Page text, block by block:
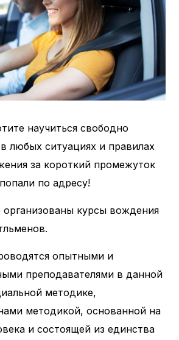
научиться свободно
любых ситуациях и правилах
за короткий промежуток
по адресу!​
курсы вождения
опытными и
преподавателями в данной
методике,
методикой, основанной на
и состоящей из единства